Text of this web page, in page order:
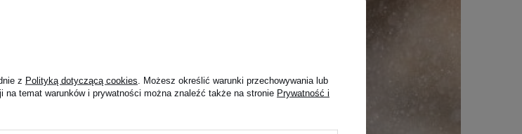
z Polityką dotyczącą cookies . Możesz określić warunki przechowywania lub
temat warunków i prywatności można znaleźć także na stronie Prywatność i